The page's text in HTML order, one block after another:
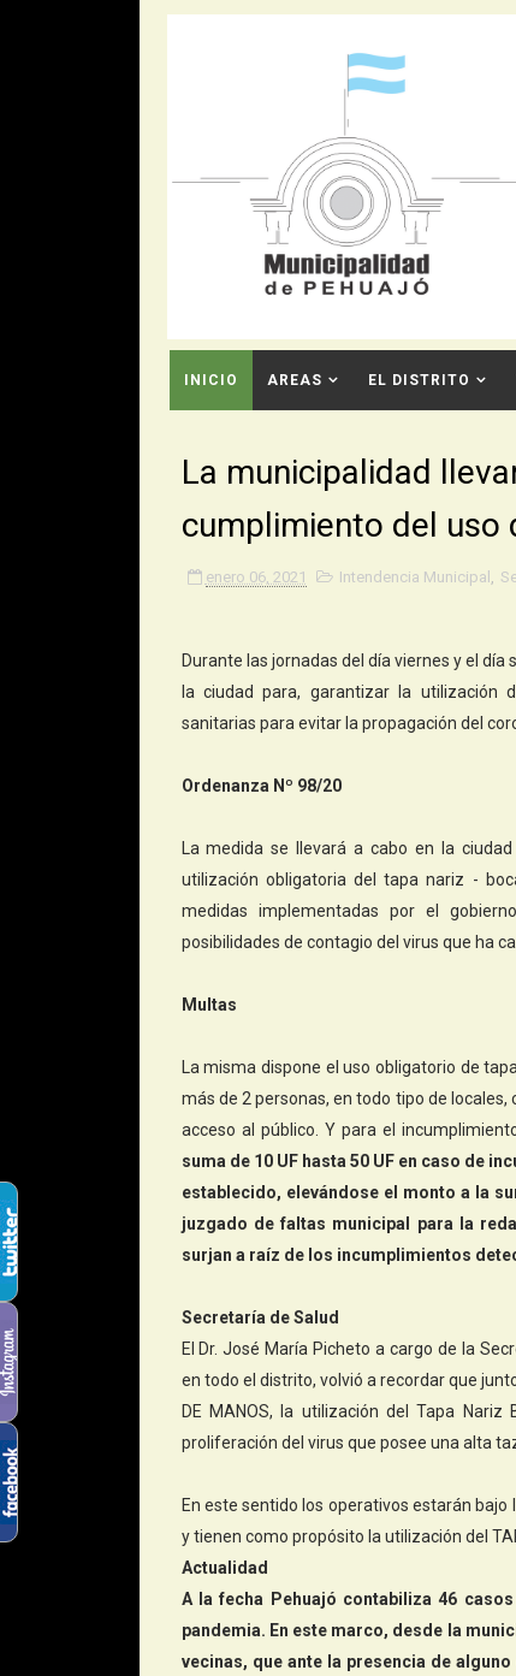
INICIO AREAS EL DISTRITO
La municipalidad
cumplimiento del uso
enero 06, 2021 Intendencia Municipal ,
Durante las jornadas del día viernes y el
la ciudad para, garantizar la utilización
sanitarias para evitar la propagación del
Ordenanza Nº 98/20
La medida se llevará a cabo en la
utilización obligatoria del tapa nariz -
medidas implementadas por el
posibilidades de contagio del virus que ha
Multas
La misma dispone el uso obligatorio de
más de 2 personas, en todo tipo de
acceso al público. Y para el
suma de 10 UF hasta 50 UF en caso de
establecido, elevándose el monto a la
juzgado de faltas municipal para la
surjan a raíz de los incumplimientos
Secretaría de Salud
El Dr. José María Picheto a cargo de la
en todo el distrito, volvió a recordar que
DE MANOS, la utilización del Tapa
proliferación del virus que posee una alta
En este sentido los operativos estarán
y tienen como propósito la utilización del
Actualidad
A la fecha Pehuajó contabiliza 46
pandemia. En este marco, desde la
vecinas, que ante la presencia de